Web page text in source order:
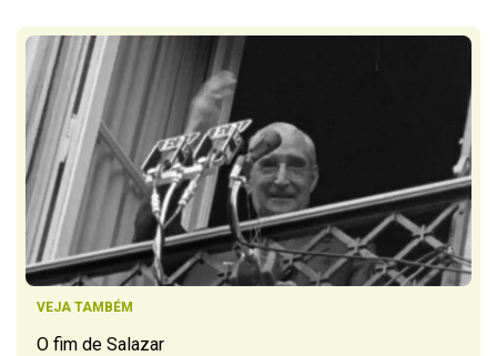
VEJA TAMBÉM
O fim de Salazar